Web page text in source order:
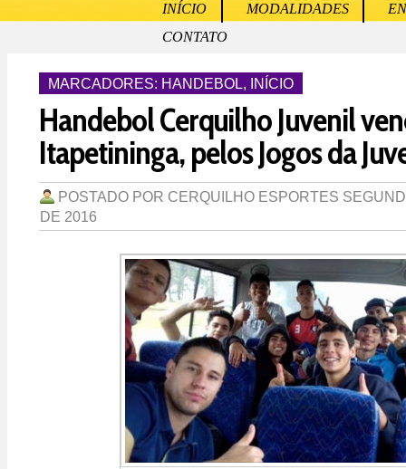
INÍCIO MODALIDADES
CONTATO
MARCADORES: HANDEBOL, INÍCIO
Handebol Cerquilho Juvenil
Itapetininga, pelos Jogos da
POSTADO POR CERQUILHO ESPORTES
DE 2016